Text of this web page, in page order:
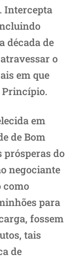
Intercepta
década de
o
em que
Princípio.
em
de Bom
prósperas do
negociante
como
para
fossem
tais
de